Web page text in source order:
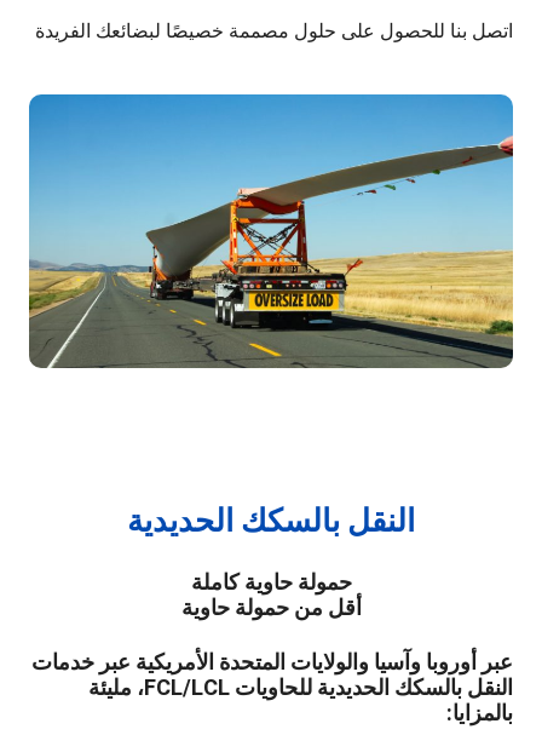
اتصل بنا للحصول على حلول مصممة خصيصًا لبضائعك الفريدة
النقل بالسكك الحديدية
حمولة حاوية كاملة
أقل من حمولة حاوية
عبر أوروبا وآسيا والولايات المتحدة الأمريكية عبر خدمات
النقل بالسكك الحديدية للحاويات FCL/LCL، مليئة
بالمزايا: